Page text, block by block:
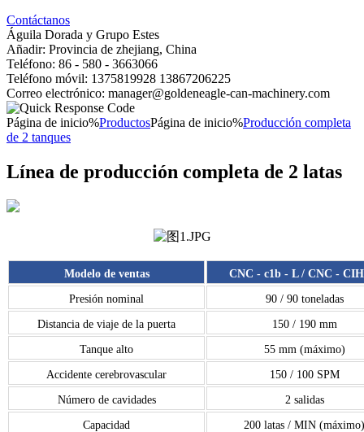
Contáctanos
Águila Dorada y Grupo Estes
Añadir: Provincia de zhejiang, China
Teléfono: 86 - 580 - 3663066
Teléfono móvil: 1375819928 13867206225
Correo electrónico: manager@goldeneagle-can-machinery.com
Página de inicio%ProductosPágina de inicio%Producción completa
de 2 tanques
Línea de producción completa de 2 latas
Modelo de ventas CNC - c1b - L / CNC -
Presión nominal 90 / 90 toneladas
Distancia de viaje de la puerta 150 / 190 mm
Tanque alto 55 mm (máximo)
Accidente cerebrovascular 150 / 100 SPM
Número de cavidades 2 salidas
Capacidad 200 latas / MIN (máximo)